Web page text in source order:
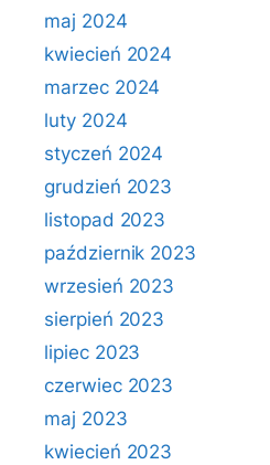
maj 2024
kwiecień 2024
marzec 2024
luty 2024
styczeń 2024
grudzień 2023
listopad 2023
październik 2023
wrzesień 2023
sierpień 2023
lipiec 2023
czerwiec 2023
maj 2023
kwiecień 2023